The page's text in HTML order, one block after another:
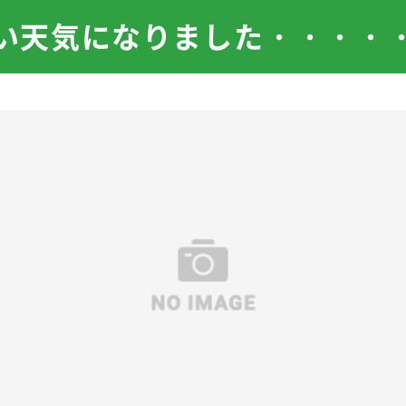
天気になりました・・・・